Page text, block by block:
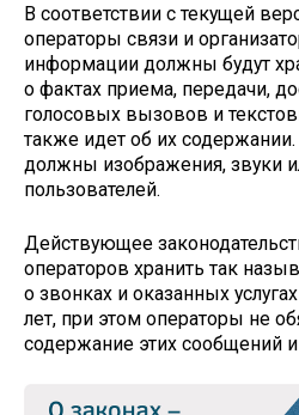
В соответствии с текущей
операторы связи и
информации должны будут
о фактах приема, передачи,
голосовых вызовов и
также идет об их
должны изображения, звуки
пользователей.
Действующее
операторов хранить так
о звонках и оказанных
лет, при этом операторы не
содержание этих сообщений